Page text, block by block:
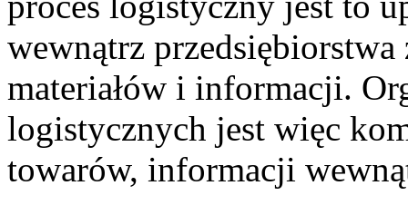
wewnątrz przedsiębiorstwa
materiałów i informacji.
logistycznych jest więc
towarów, informacji